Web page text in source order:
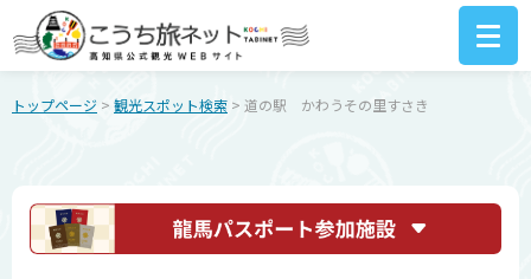
トップページ > 観光スポット検索 > 道の駅 かわうその里すさき